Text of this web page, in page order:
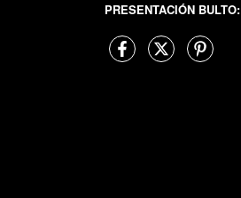
PRESENTACIÓN BULTO: